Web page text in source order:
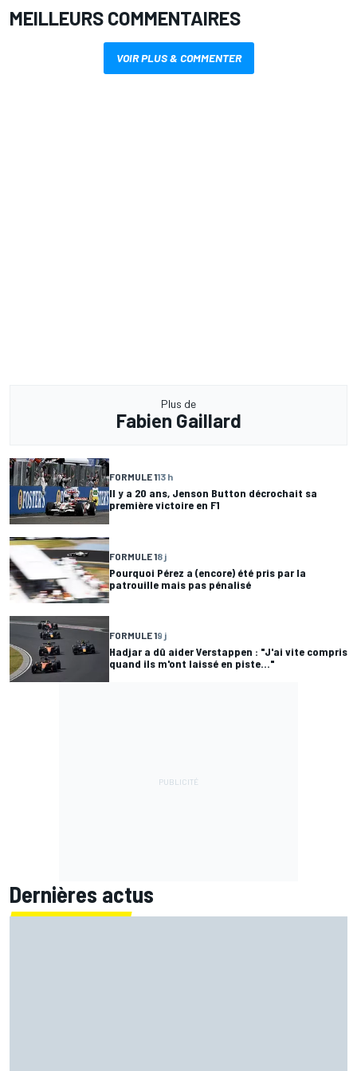
MEILLEURS COMMENTAIRES
VOIR PLUS & COMMENTER
Plus de
Fabien Gaillard
FORMULE 113 h
Il y a 20 ans, Jenson Button décrochait sa
première victoire en F1
FORMULE 18 j
Pourquoi Pérez a (encore) été pris par la
patrouille mais pas pénalisé
FORMULE 19 j
Hadjar a dû aider Verstappen : "J'ai vite compris
quand ils m'ont laissé en piste..."
Dernières actus